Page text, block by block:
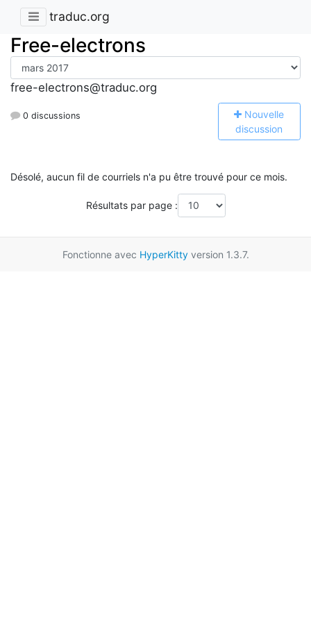
traduc.org
Free-electrons
free-electrons@traduc.org
0 discussions Nouvelle
discussion
Désolé, aucun fil de courriels n'a pu être trouvé pour ce mois.
Résultats par page :
Fonctionne avec HyperKittyversion 1.3.7.